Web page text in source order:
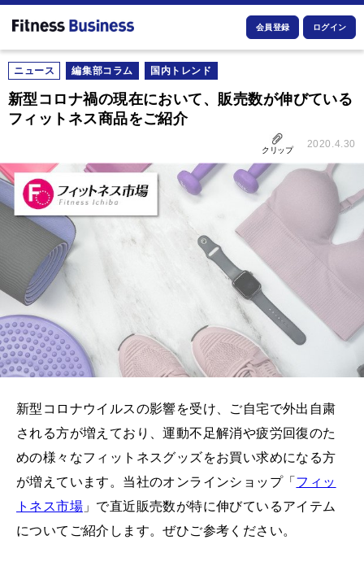
会員登録 ログイン
ニュース 編集部コラム 国内トレンド
新型コロナ禍の現在において、販売数が伸びている
フィットネス商品をご紹介
クリップ
2020.4.30
新型コロナウイルスの影響を受け、ご自宅で外出自粛
される方が増えており、運動不足解消や疲労回復のた
めの様々なフィットネスグッズをお買い求めになる方
が増えています。当社のオンラインショップ「 フィッ
トネス市場 」で直近販売数が特に伸びているアイテム
についてご紹介します。ぜひご参考ください。